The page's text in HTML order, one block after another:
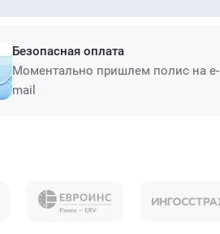
Безопасная оплата
Моментально пришлем полис на e-
mail